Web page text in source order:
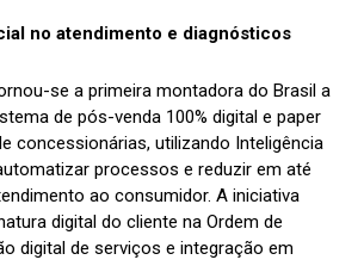
no atendimento e diagnósticos
se a primeira montadora do Brasil a
de pós-venda 100% digital e paper
concessionárias, utilizando Inteligência
processos e reduzir em até
ao consumidor. A iniciativa
digital do cliente na Ordem de
digital de serviços e integração em